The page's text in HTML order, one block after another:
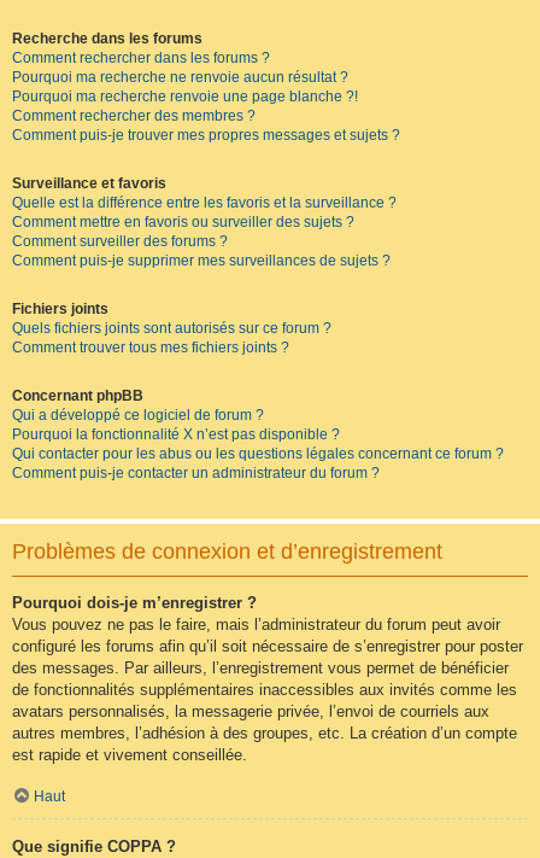
Recherche dans les forums
Comment rechercher dans les forums ?
Pourquoi ma recherche ne renvoie aucun résultat ?
Pourquoi ma recherche renvoie une page blanche ?!
Comment rechercher des membres ?
Comment puis-je trouver mes propres messages et sujets ?
Surveillance et favoris
Quelle est la différence entre les favoris et la surveillance ?
Comment mettre en favoris ou surveiller des sujets ?
Comment surveiller des forums ?
Comment puis-je supprimer mes surveillances de sujets ?
Fichiers joints
Quels fichiers joints sont autorisés sur ce forum ?
Comment trouver tous mes fichiers joints ?
Concernant phpBB
Qui a développé ce logiciel de forum ?
Pourquoi la fonctionnalité X n’est pas disponible ?
Qui contacter pour les abus ou les questions légales concernant ce forum ?
Comment puis-je contacter un administrateur du forum ?
Problèmes de connexion et d’enregistrement
Pourquoi dois-je m’enregistrer ?
Vous pouvez ne pas le faire, mais l’administrateur du forum peut avoir
configuré les forums afin qu’il soit nécessaire de s’enregistrer pour poster
des messages. Par ailleurs, l’enregistrement vous permet de bénéficier
de fonctionnalités supplémentaires inaccessibles aux invités comme les
avatars personnalisés, la messagerie privée, l’envoi de courriels aux
autres membres, l’adhésion à des groupes, etc. La création d’un compte
est rapide et vivement conseillée.
Haut
Que signifie COPPA ?